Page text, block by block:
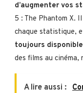
d’augmenter vos
5 : The Phantom X.
chaque statistique,
toujours
des films au cinéma,
A lire aussi :